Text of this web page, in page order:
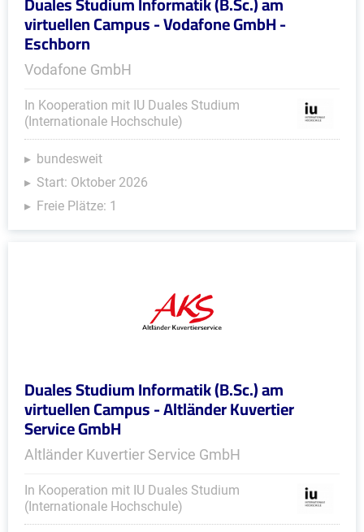
virtuellen Campus - Vodafone GmbH -
Eschborn
Vodafone GmbH
In Kooperation mit IU Duales Studium
(Internationale Hochschule)
bundesweit
Start: Oktober 2026
Freie Plätze: 1
Duales Studium Informatik (B.Sc.) am
virtuellen Campus - Altländer Kuvertier
Service GmbH
Altländer Kuvertier Service GmbH
In Kooperation mit IU Duales Studium
(Internationale Hochschule)